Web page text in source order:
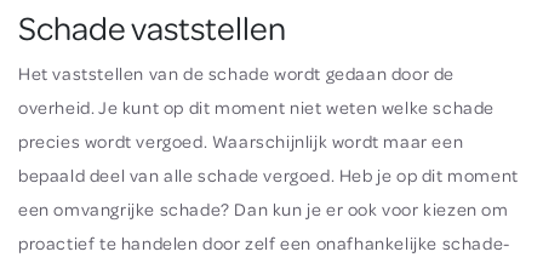
Schade vaststellen
Het vaststellen van de schade wordt gedaan door de
overheid. Je kunt op dit moment niet weten welke schade
precies wordt vergoed. Waarschijnlijk wordt maar een
bepaald deel van alle schade vergoed. Heb je op dit moment
een omvangrijke schade? Dan kun je er ook voor kiezen om
proactief te handelen door zelf een onafhankelijke schade-